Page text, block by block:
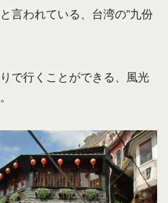
言われている、台湾の”九份
で行くことができる、風光